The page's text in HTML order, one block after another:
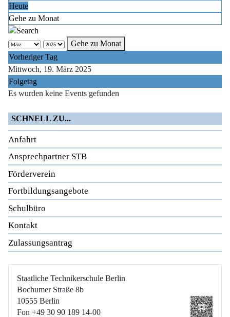
Heute
Gehe zu Monat
Gehe zu Monat
Vorheriger Tag
Mittwoch, 19. März 2025
Folgetag
Es wurden keine Events gefunden
SCHNELL ZU...
Anfahrt
Ansprechpartner STB
Förderverein
Fortbildungsangebote
Schulbüro
Kontakt
Zulassungsantrag
Staatliche Technikerschule Berlin
Bochumer Straße 8b
10555 Berlin
Fon +49 30 90 189 14-00